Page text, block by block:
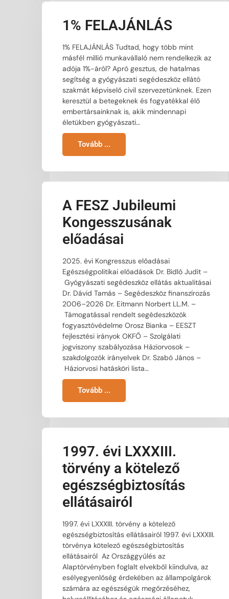
1% FELAJÁNLÁS
1% FELAJÁNLÁS Tudtad, hogy több mint
másfél millió munkavállaló nem rendelkezik az
adója 1%-áról? Apró gesztus, de hatalmas
segítség a gyógyászati segédeszköz ellátó
szakmát képviselő civil szervezetünknek. Ezen
keresztül a betegeknek és fogyatékkal élő
embertársainknak is, akik mindennapi
életükben gyógyászati…
Tovább ...
A FESZ Jubileumi
Kongesszusának
előadásai
2025. évi Kongresszus előadásai
Egészségpolitikai előadások Dr. Bidló Judit –
Gyógyászati segédeszköz ellátás aktualitásai
Dr. Dávid Tamás – Segédeszköz finanszírozás
2006–2026 Dr. Eitmann Norbert LL.M. –
Támogatással rendelt segédeszközök
fogyasztóvédelme Orosz Bianka – EESZT
fejlesztési irányok OKFŐ – Szolgálati
jogviszony szabályozása Háziorvosok –
szakdolgozók irányelvek Dr. Szabó János –
Háziorvosi hatásköri lista…
Tovább ...
1997. évi LXXXIII.
törvény a kötelező
egészségbiztosítás
ellátásairól
1997. évi LXXXIII. törvény a kötelező
egészségbiztosítás ellátásairól 1997. évi LXXXIII.
törvénya kötelező egészségbiztosítás
ellátásairól Az Országgyűlés az
Alaptörvényben foglalt elvekből kiindulva, az
esélyegyenlőség érdekében az állampolgárok
számára az egészségük megőrzéséhez,
25-30 ezer szakdolgozó
hiányozhat az egészségügyből
egészségügyben – ezt mondta a Független Egészségügyi
Szakszervezet elnöke az ATV Start című műsorban.…
Bővebben
Fiatal gyermekgyógyászok
kutatásai
Bővebben